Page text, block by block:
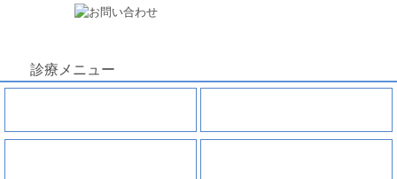
診療メニュー